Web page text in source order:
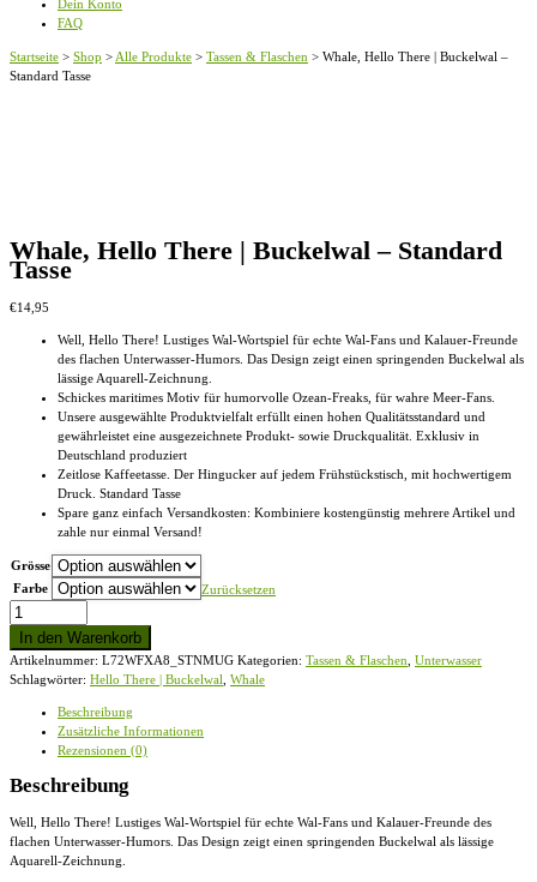
Dein Konto
FAQ
Startseite > Shop > Alle Produkte > Tassen & Flaschen > Whale, Hello There | Buckelwal –
Standard Tasse
Whale, Hello There | Buckelwal – Standard
Tasse
€14,95
Well, Hello There! Lustiges Wal-Wortspiel für echte Wal-Fans und Kalauer-Freunde
des flachen Unterwasser-Humors. Das Design zeigt einen springenden Buckelwal als
lässige Aquarell-Zeichnung.
Schickes maritimes Motiv für humorvolle Ozean-Freaks, für wahre Meer-Fans.
Unsere ausgewählte Produktvielfalt erfüllt einen hohen Qualitätsstandard und
gewährleistet eine ausgezeichnete Produkt- sowie Druckqualität. Exklusiv in
Deutschland produziert
Zeitlose Kaffeetasse. Der Hingucker auf jedem Frühstückstisch, mit hochwertigem
Druck. Standard Tasse
Spare ganz einfach Versandkosten: Kombiniere kostengünstig mehrere Artikel und
zahle nur einmal Versand!
Grösse
Farbe
Zurücksetzen
Whale,
Hello
There
|
Buckelwal
In den Warenkorb
Artikelnummer: L72WFXA8_STNMUG Kategorien: Tassen & Flaschen Unterwasser
Schlagwörter: Hello There | Buckelwal Whale
Beschreibung
Zusätzliche Informationen
Rezensionen (0)
Beschreibung
Well, Hello There! Lustiges Wal-Wortspiel für echte Wal-Fans und Kalauer-Freunde des
flachen Unterwasser-Humors. Das Design zeigt einen springenden Buckelwal als lässige
Aquarell-Zeichnung.